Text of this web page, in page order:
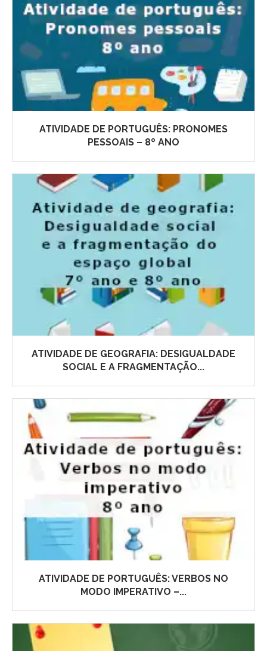
ATIVIDADE DE PORTUGUÊS: PRONOMES
PESSOAIS – 8º ANO
ATIVIDADE DE GEOGRAFIA: DESIGUALDADE
SOCIAL E A FRAGMENTAÇÃO...
ATIVIDADE DE PORTUGUÊS: VERBOS NO
MODO IMPERATIVO –...